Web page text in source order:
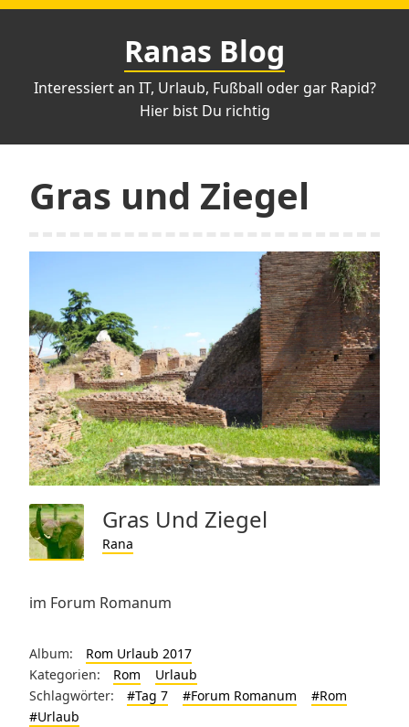
Zum
Ranas Blog
Interessiert an IT, Urlaub, Fußball oder gar Rapid?
Hier bist Du richtig
Gras und Ziegel
Gras Und Ziegel
Rana
im Forum Romanum
Album:
Rom Urlaub 2017
Kategorien:
Rom
Urlaub
Schlagwörter:
#Tag 7 #Forum Romanum
#Rom
#Urlaub